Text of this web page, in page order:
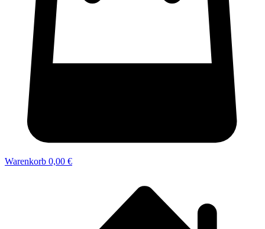
Warenkorb 0,00 €